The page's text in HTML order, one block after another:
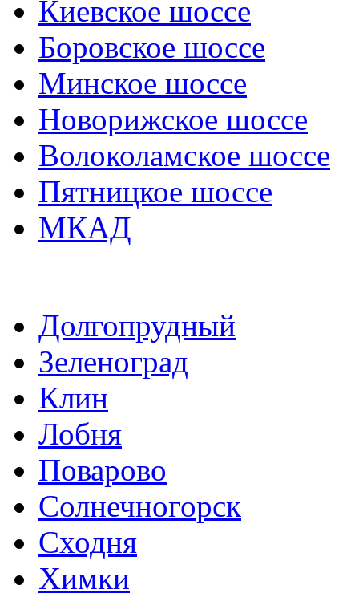
Киевское шоссе
Боровское шоссе
Минское шоссе
Новорижское шоссе
Волоколамское шоссе
Пятницкое шоссе
МКАД
Долгопрудный
Зеленоград
Клин
Лобня
Поварово
Солнечногорск
Сходня
Химки